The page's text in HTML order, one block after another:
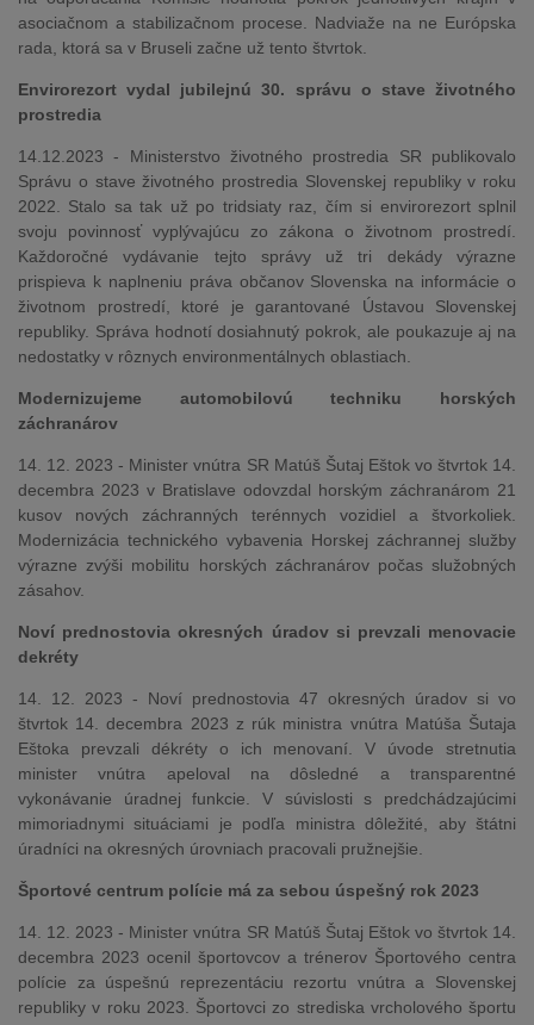
asociačnom a stabilizačnom procese. Nadviaže na ne Európska
rada, ktorá sa v Bruseli začne už tento štvrtok.
Envirorezort vydal jubilejnú 30. správu o stave životného
prostredia
14.12.2023 - Ministerstvo životného prostredia SR publikovalo
Správu o stave životného prostredia Slovenskej republiky v roku
2022. Stalo sa tak už po tridsiaty raz, čím si envirorezort splnil
svoju povinnosť vyplývajúcu zo zákona o životnom prostredí.
Každoročné vydávanie tejto správy už tri dekády výrazne
prispieva k naplneniu práva občanov Slovenska na informácie o
životnom prostredí, ktoré je garantované Ústavou Slovenskej
republiky. Správa hodnotí dosiahnutý pokrok, ale poukazuje aj na
nedostatky v rôznych environmentálnych oblastiach.
Modernizujeme automobilovú techniku horských
záchranárov
14. 12. 2023 - Minister vnútra SR Matúš Šutaj Eštok vo štvrtok 14.
decembra 2023 v Bratislave odovzdal horským záchranárom 21
kusov nových záchranných terénnych vozidiel a štvorkoliek.
Modernizácia technického vybavenia Horskej záchrannej služby
výrazne zvýši mobilitu horských záchranárov počas služobných
zásahov.
Noví prednostovia okresných úradov si prevzali menovacie
dekréty
14. 12. 2023 - Noví prednostovia 47 okresných úradov si vo
štvrtok 14. decembra 2023 z rúk ministra vnútra Matúša Šutaja
Eštoka prevzali dékréty o ich menovaní. V úvode stretnutia
minister vnútra apeloval na dôsledné a transparentné
vykonávanie úradnej funkcie. V súvislosti s predchádzajúcimi
mimoriadnymi situáciami je podľa ministra dôležité, aby štátni
úradníci na okresných úrovniach pracovali pružnejšie.
Športové centrum polície má za sebou úspešný rok 2023
14. 12. 2023 - Minister vnútra SR Matúš Šutaj Eštok vo štvrtok 14.
decembra 2023 ocenil športovcov a trénerov Športového centra
polície za úspešnú reprezentáciu rezortu vnútra a Slovenskej
republiky v roku 2023. Športovci zo strediska vrcholového športu